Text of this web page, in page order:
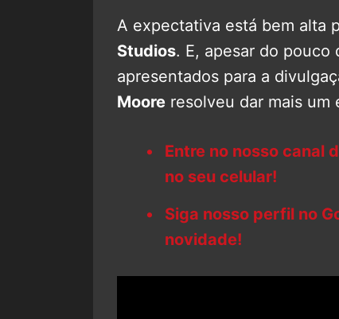
A expectativa está bem alta
Studios. E, apesar do pouco
apresentados para a
Moore resolveu dar mais um
Entre no nosso canal
no seu celular!
Siga nosso perfil no
novidade!